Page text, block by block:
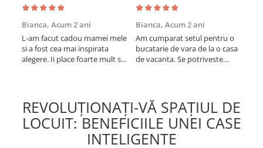
Bianca, Acum 2 ani
L-am facut cadou mamei mele
si a fost cea mai inspirata
alegere. Ii place foarte mult sa
gandesc serios sa imi cumpar
si eu! Recomand mult !
Bianca, Acum 2 ani
Am cumparat setul pentru o
bucatarie de vara de la o casa
de vacanta. Se potriveste
recomand cu drag !
REVOLUȚIONAȚI-VĂ SPAȚIUL DE
LOCUIT: BENEFICIILE UNEI CASE
INTELIGENTE